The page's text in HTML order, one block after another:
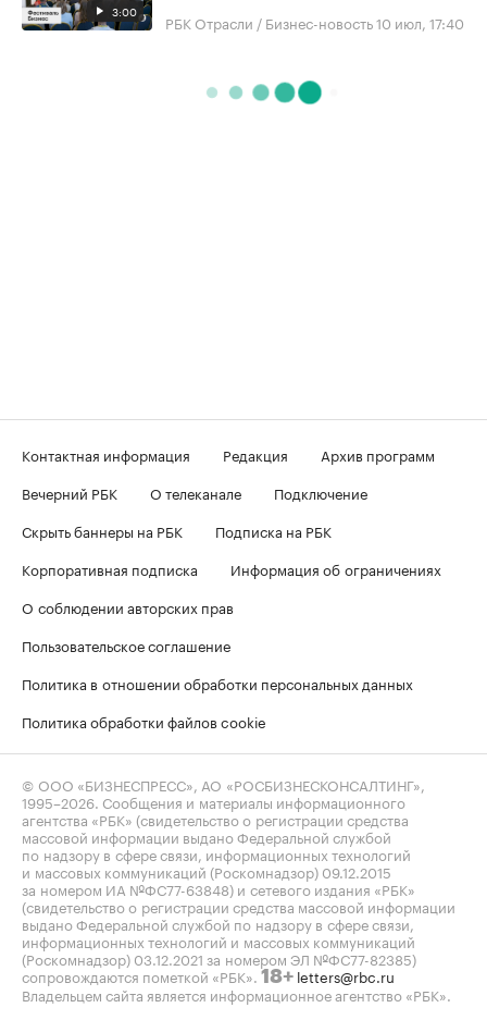
3:00 РБК Отрасли / Бизнес-новость10 июл, 17:40
Контактная информация Редакция
Архив программ
Вечерний РБК
О телеканале
Подключение
Скрыть баннеры на РБК
Подписка на РБК
Корпоративная подписка
Информация об ограничениях
О соблюдении авторских прав
Пользовательское соглашение
Политика в отношении обработки персональных данных
Политика обработки файлов cookie
© ООО «БИЗНЕСПРЕСС», АО «РОСБИЗНЕСКОНСАЛТИНГ»,
1995–2026 . Сообщения и материалы информационного
агентства «РБК» (свидетельство о регистрации средства
массовой информации выдано Федеральной службой
по надзору в сфере связи, информационных технологий
и массовых коммуникаций (Роскомнадзор) 09.12.2015
за номером ИА №ФС77-63848) и сетевого издания «РБК»
(свидетельство о регистрации средства массовой информации
выдано Федеральной службой по надзору в сфере связи,
информационных технологий и массовых коммуникаций
(Роскомнадзор) 03.12.2021 за номером ЭЛ №ФС77-82385)
сопровождаются пометкой «РБК». 18+ letters@rbc.ru
Владельцем сайта является информационное агентство «РБК».